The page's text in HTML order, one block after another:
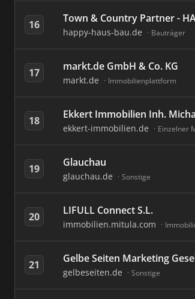
16 Town & Country Partner -
happy-haus-bau.de Bauträger
17 markt.de GmbH & Co. KG
markt.de Immobilienplattform
18 Ekkert Immobilien Inh.
ekkert-immobilien.de Einzelner
19 Glauchau
glauchau.de Sonstige
20 LIFULL Connect S.L.
immobilien.mitula.com
21 Gelbe Seiten Marketing
gelbeseiten.de Sonstige